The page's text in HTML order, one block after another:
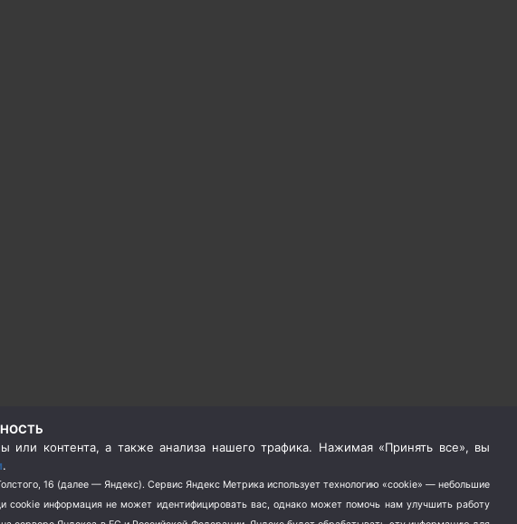
контента, а также анализа нашего трафика. Нажимая «Принять все», вы
.
16 (далее — Яндекс). Сервис Яндекс Метрика использует технологию «cookie» — небольшие
cookie информация не может идентифицировать вас, однако может помочь нам улучшить работу